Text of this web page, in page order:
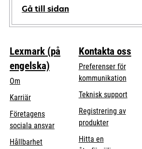
Gå till sidan
Lexmark (på
engelska)
Om
Karriär
Företagens
sociala ansvaropens
Hållbarhet
Kontakta oss
Preferenser för
kommunikation
Teknisk supportopens
Registrering av
produkter
Hitta en